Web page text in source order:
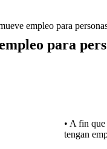
empleo para
para
• A fin que
tengan